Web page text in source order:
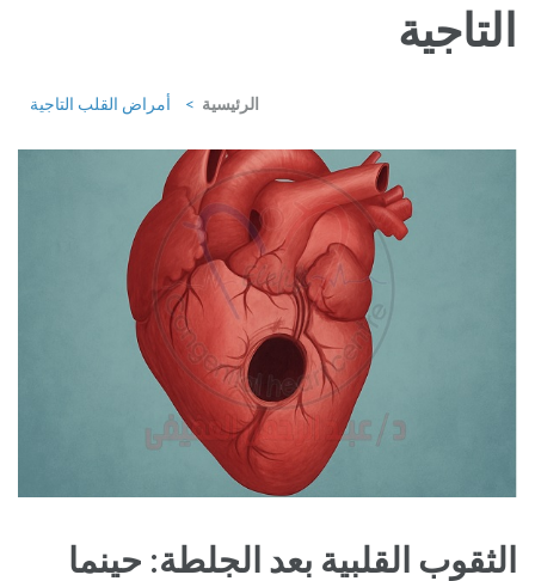
التاجية
الرئيسية > أمراض القلب التاجية
الثقوب القلبية بعد الجلطة: حينما